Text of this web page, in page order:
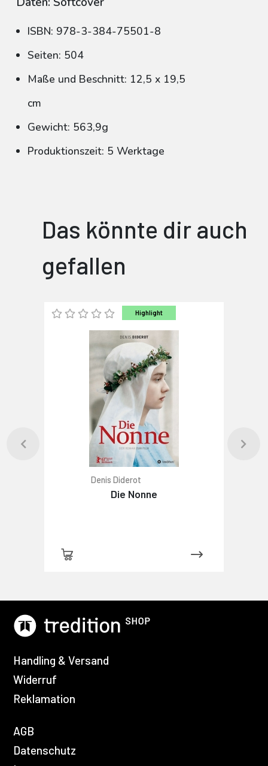
ISBN: 978-3-384-75501-8
Seiten: 504
Maße und Beschnitt: 12,5 x 19,5
cm
Gewicht: 563,9g
Produktionszeit: 5 Werktage
Das könnte dir auch
gefallen
Highlight
Denis Diderot
Die Nonne
Handling & Versand
Widerruf
Reklamation
AGB
Datenschutz